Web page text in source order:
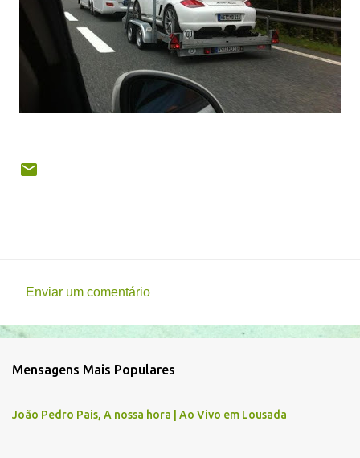
o
e
t
Enviar um comentário
Mensagens Mais Populares
João Pedro Pais, A nossa hora | Ao Vivo em Lousada